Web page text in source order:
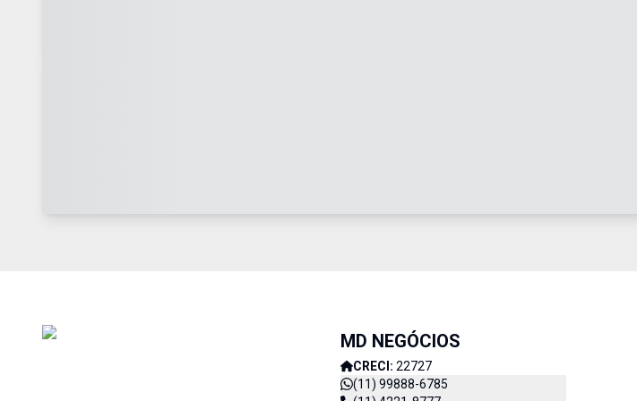
MD NEGÓCIOS
CRECI: 22727
(11) 99888-6785